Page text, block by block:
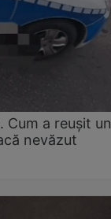
Cum a reușit un
nevăzut